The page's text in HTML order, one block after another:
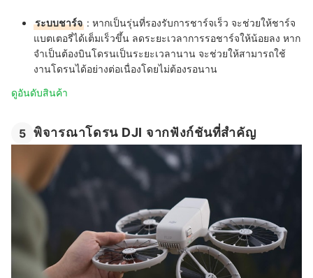
ระบบชาร์จ : หากเป็นรุ่นที่รองรับการชาร์จเร็ว จะช่วยให้ชาร์จ
แบตเตอรี่ได้เต็มเร็วขึ้น ลดระยะเวลาการรอชาร์จให้น้อยลง หาก
จำเป็นต้องบินโดรนเป็นระยะเวลานาน จะช่วยให้สามารถใช้
งานโดรนได้อย่างต่อเนื่องโดยไม่ต้องรอนาน
ดูอันดับสินค้า
5 พิจารณาโดรน DJI จากฟังก์ชันที่สำคัญ